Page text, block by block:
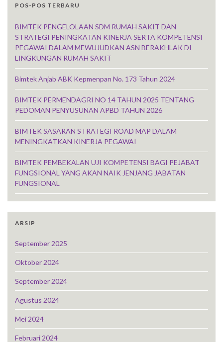
POS-POS TERBARU
BIMTEK PENGELOLAAN SDM RUMAH SAKIT DAN
STRATEGI PENINGKATAN KINERJA SERTA KOMPETENSI
PEGAWAI DALAM MEWUJUDKAN ASN BERAKHLAK DI
LINGKUNGAN RUMAH SAKIT
Bimtek Anjab ABK Kepmenpan No. 173 Tahun 2024
BIMTEK PERMENDAGRI NO 14 TAHUN 2025 TENTANG
PEDOMAN PENYUSUNAN APBD TAHUN 2026
BIMTEK SASARAN STRATEGI ROAD MAP DALAM
MENINGKATKAN KINERJA PEGAWAI
BIMTEK PEMBEKALAN UJI KOMPETENSI BAGI PEJABAT
FUNGSIONAL YANG AKAN NAIK JENJANG JABATAN
FUNGSIONAL
ARSIP
September 2025
Oktober 2024
September 2024
Agustus 2024
Mei 2024
Februari 2024